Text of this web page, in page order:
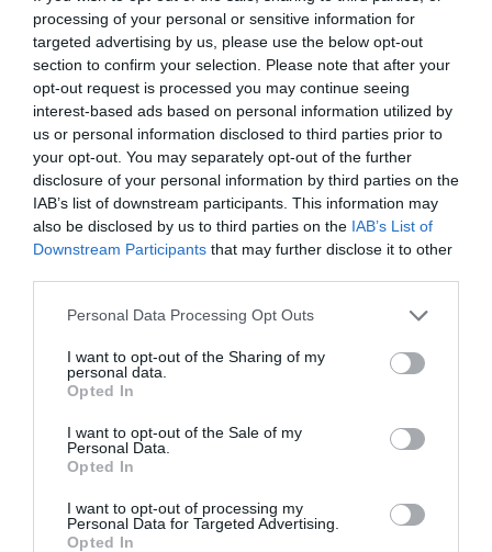
processing of your personal or sensitive information for
targeted advertising by us, please use the below opt-out
section to confirm your selection. Please note that after your
opt-out request is processed you may continue seeing
interest-based ads based on personal information utilized by
us or personal information disclosed to third parties prior to
your opt-out. You may separately opt-out of the further
disclosure of your personal information by third parties on the
IAB’s list of downstream participants. This information may
also be disclosed by us to third parties on the IAB’s List of
Downstream Participants that may further disclose it to other
Please note that this website/app uses one or more Google
not limited to your visit or usage behaviour. You may click to
grant or deny consent to Google and its third-party tags to
use your data for below specified purposes in below Google
consent section.
Personal Data Processing Opt Outs
I want to opt-out of the Sharing of my
personal data.
Opted In
I want to opt-out of the Sale of my
Personal Data.
Opted In
I want to opt-out of processing my
Personal Data for Targeted Advertising.
Opted In
Συναγερμός σήμανε στο Ηράκλειο το μεσημέρι της
Τετάρτης, μετά από έκρηξη που σημειώθηκε σε
συνεργείο αυτοκινήτων στην περιοχή της Θερίσου.
Στο σημείο επικράτησε μεγάλη αναστάτωση, ενώ
άμεσα κινητοποιήθηκαν οι Α...
13:45 | 05 Αυγούστου 2026 Ελλάδα